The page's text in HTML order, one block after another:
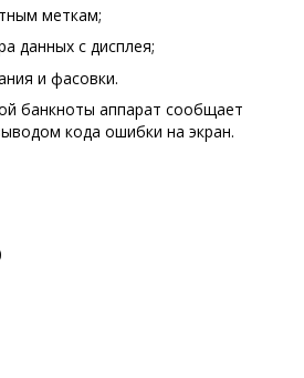
меткам;
данных с дисплея;
и фасовки.
банкноты аппарат сообщает
кода ошибки на экран.